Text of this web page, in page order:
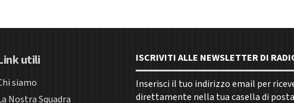
utili
siamo
Nostra Squadra
ISCRIVITI ALLE NEWSLETTER DI
Inserisci il tuo indirizzo email per
direttamente nella tua casella di